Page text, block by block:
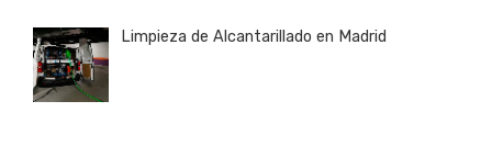
Limpieza de Alcantarillado en Madrid